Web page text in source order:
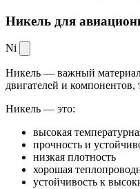
Никель для
Ni
Никель — важный
двигателей и
Никель — это:
высокая
прочность и
низкая плотность
хорошая
устойчивость к